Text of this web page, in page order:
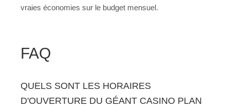
vraies économies sur le budget mensuel.
FAQ
QUELS SONT LES HORAIRES
D'OUVERTURE DU GÉANT CASINO PLAN